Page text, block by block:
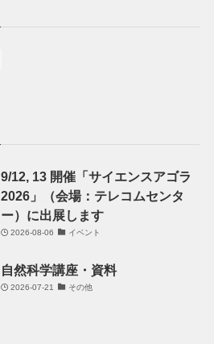
9/12, 13 開催「サイエンスアゴラ
2026」（会場：テレコムセンタ
ー）に出展します
2026-08-06 イベント
自然科学講座・資料
2026-07-21 その他